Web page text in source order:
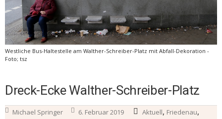
Westliche Bus-Haltestelle am Walther-Schreiber-Platz mit Abfall-Dekoration -
Foto; tsz
Dreck-Ecke Walther-Schreiber-Platz
Michael Springer 6. Februar 2019 Aktuell, Friedenau,